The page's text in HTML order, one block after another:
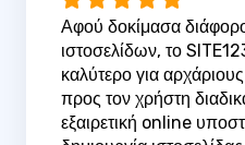
Αφού δοκίμασα
ιστοσελίδων, το
καλύτερο για
προς τον χρήστη
εξαιρετική online